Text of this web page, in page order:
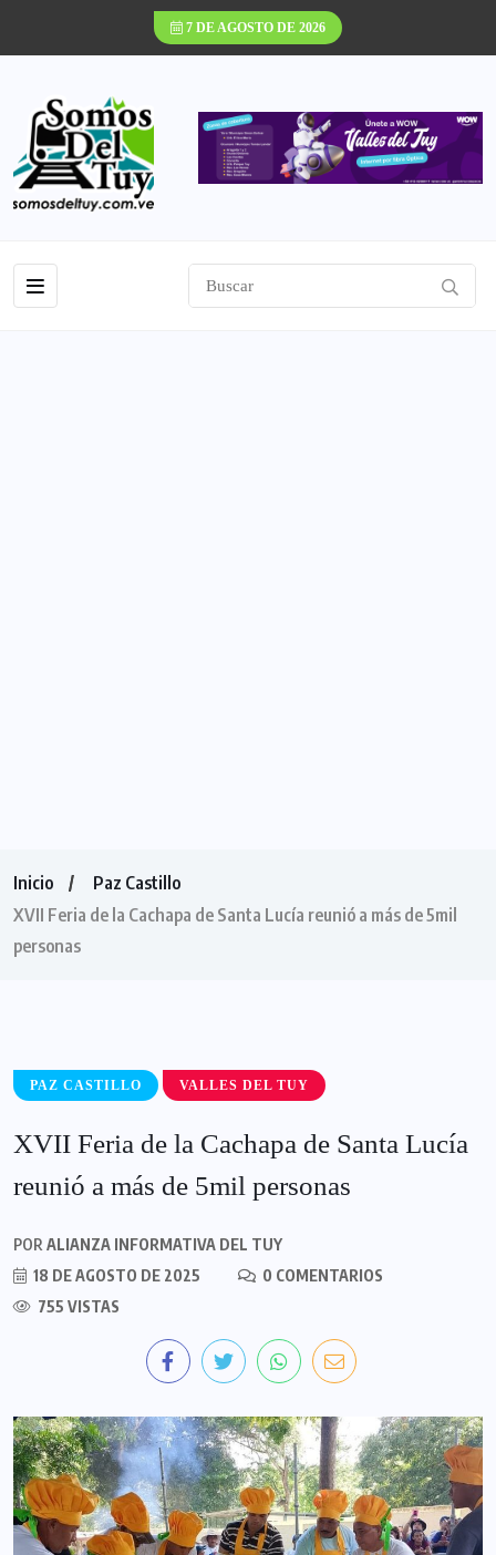
7 DE AGOSTO DE 2026
Inicio
Paz Castillo
XVII Feria de la Cachapa de Santa Lucía reunió a más de 5mil
personas
PAZ CASTILLO VALLES DEL TUY
XVII Feria de la Cachapa de Santa Lucía
reunió a más de 5mil personas
POR ALIANZA INFORMATIVA DEL TUY
18 DE AGOSTO DE 2025
0 COMENTARIOS
755 VISTAS